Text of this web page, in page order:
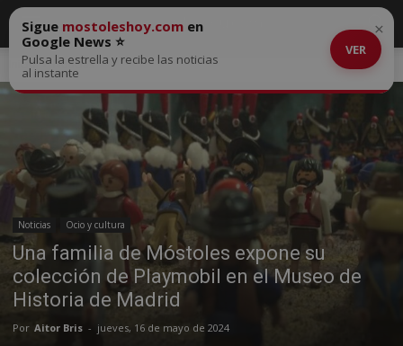
Inicio Noticias
Noticias Ocio y cultura
Una familia de Móstoles expone su
colección de Playmobil en el Museo de
Historia de Madrid
Por Aitor Bris - jueves, 16 de mayo de 2024
Sigue mostoleshoy.com en
Google News ⭐
Pulsa la estrella y recibe las noticias
al instante
VER
×